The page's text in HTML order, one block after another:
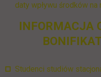
daty wpływu środków
INFORMACJA
Studenci studiów